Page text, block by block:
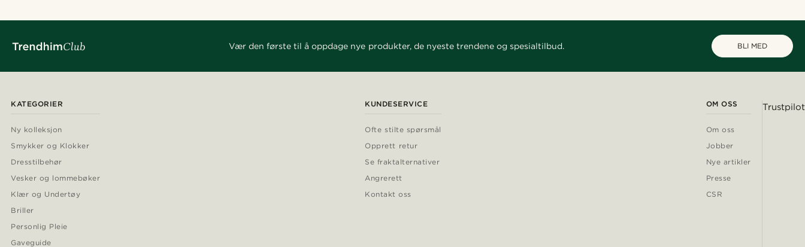
Vær den første til å oppdage nye produkter, de nyeste trendene og spesialtilbud. BLI MED
KATEGORIER
Ny kolleksjon
Smykker og Klokker
Dresstilbehør
Vesker og lommebøker
Klær og Undertøy
Briller
Personlig Pleie
Gaveguide
KUNDESERVICE
Ofte stilte spørsmål
Opprett retur
Se fraktalternativer
Angrerett
Kontakt oss
OM OSS
Om oss
Jobber
Nye artikler
Presse
CSR
Trustpilot